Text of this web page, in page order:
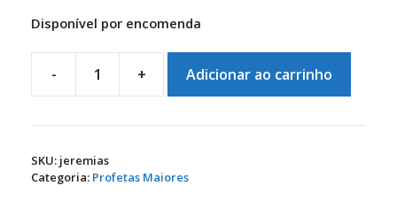
Disponível por encomenda
-
Acesso
Jeremias
+ Adicionar ao carrinho
SKU: jeremias
Categoria: Profetas Maiores